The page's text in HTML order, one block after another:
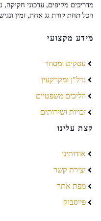
מדריכים מקיפים, עדכוני חקיקה,
הכל תחת קורת גג אחת, זמין
מידע מקצועי
עסקים ומסחר
נדל"ן ומקרקעין
הליכים משפטיים
זכויות ושירותים
קצת עלינו
אודותינו
יצירת קשר
מפת אתר
פייסבוק